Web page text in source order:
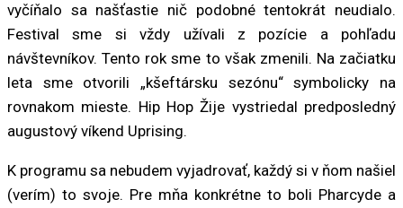
vyčíňalo sa našťastie nič podobné tentokrát neudialo.
Festival sme si vždy užívali z pozície a pohľadu
návštevníkov. Tento rok sme to však zmenili. Na začiatku
leta sme otvorili „kšeftársku sezónu“ symbolicky na
rovnakom mieste. Hip Hop Žije vystriedal predposledný
augustový víkend Uprising.
K programu sa nebudem vyjadrovať, každý si v ňom našiel
(verím) to svoje. Pre mňa konkrétne to boli Pharcyde a